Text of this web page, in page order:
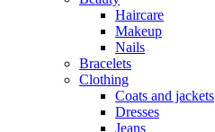
Haircare
Makeup
Nails
Bracelets
Clothing
Coats and jackets
Dresses
Jeans